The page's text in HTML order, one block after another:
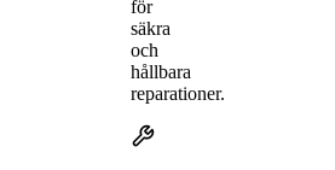
för
säkra
och
hållbara
reparationer.